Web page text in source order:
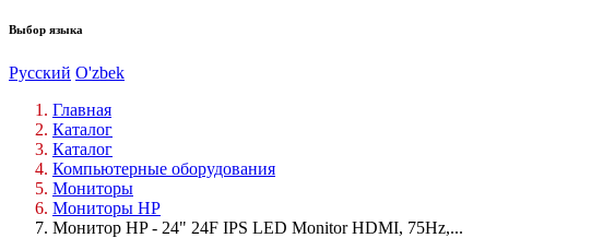
Выбор языка
Русский O'zbek
Главная
Каталог
Каталог
Компьютерные оборудования
Мониторы
Мониторы HP
Монитор HP - 24" 24F IPS LED Monitor HDMI, 75Hz,...